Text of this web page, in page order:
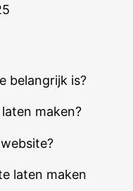
belangrijk is?
maken?
laten maken